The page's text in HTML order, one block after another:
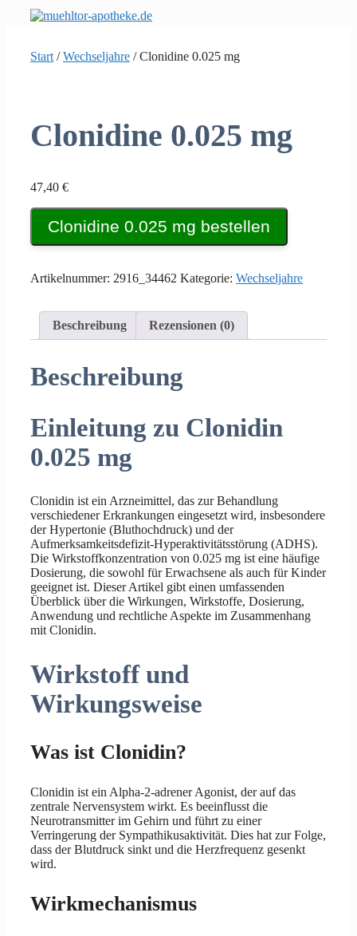
Start /Wechseljahre / Clonidine 0.025 mg
Clonidine 0.025 mg
47,40 €
Clonidine 0.025 mg bestellen
Artikelnummer: 2916_34462 Kategorie: Wechseljahre
Beschreibung Rezensionen (0)
Beschreibung
Einleitung zu Clonidin
0.025 mg
Clonidin ist ein Arzneimittel, das zur Behandlung
verschiedener Erkrankungen eingesetzt wird, insbesondere
der Hypertonie (Bluthochdruck) und der
Aufmerksamkeitsdefizit-Hyperaktivitätsstörung (ADHS).
Die Wirkstoffkonzentration von 0.025 mg ist eine häufige
Dosierung, die sowohl für Erwachsene als auch für Kinder
geeignet ist. Dieser Artikel gibt einen umfassenden
Überblick über die Wirkungen, Wirkstoffe, Dosierung,
Anwendung und rechtliche Aspekte im Zusammenhang
mit Clonidin.
Wirkstoff und
Wirkungsweise
Was ist Clonidin?
Clonidin ist ein Alpha-2-adrener Agonist, der auf das
zentrale Nervensystem wirkt. Es beeinflusst die
Neurotransmitter im Gehirn und führt zu einer
Verringerung der Sympathikusaktivität. Dies hat zur Folge,
dass der Blutdruck sinkt und die Herzfrequenz gesenkt
wird.
Wirkmechanismus